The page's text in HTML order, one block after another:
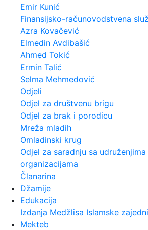
Emir Kunić
Finansijsko-računovodstvena
Azra Kovačević
Elmedin Avdibašić
Ahmed Tokić
Ermin Talić
Selma Mehmedović
Odjeli
Odjel za društvenu brigu
Odjel za brak i porodicu
Mreža mladih
Omladinski krug
Odjel za saradnju sa
organizacijama
Članarina
Džamije
Edukacija
Izdanja Medžlisa Islamske
Mekteb